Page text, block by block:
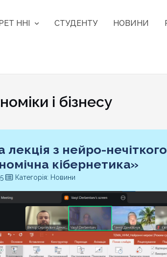
ННІ СТУДЕНТУ НОВИНИ
і бізнесу
лекція з нейро-
кібернетика»
Категорія: Новини